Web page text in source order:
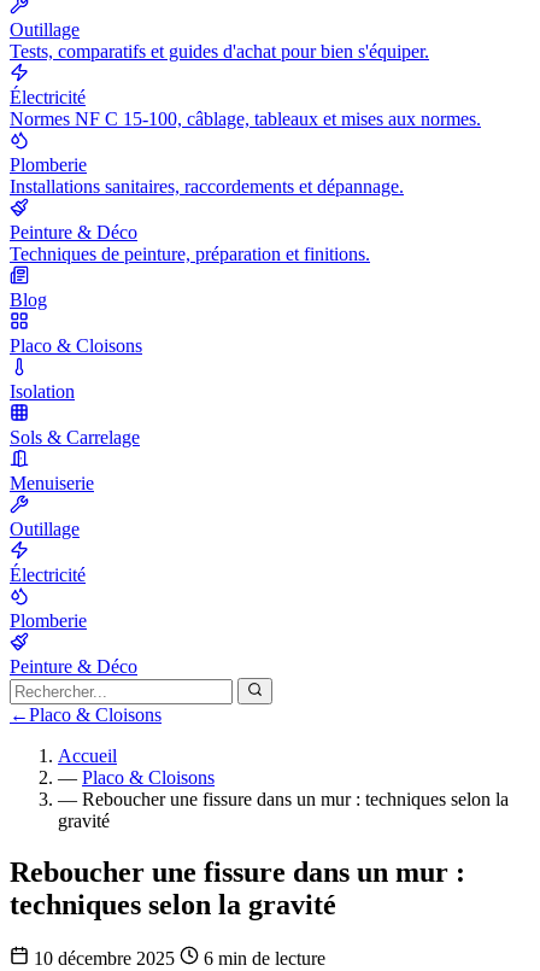
Outillage
Tests, comparatifs et guides d'achat pour bien s'équiper.
Électricité
Normes NF C 15-100, câblage, tableaux et mises aux normes.
Plomberie
Installations sanitaires, raccordements et dépannage.
Peinture & Déco
Techniques de peinture, préparation et finitions.
Blog
Placo & Cloisons
Isolation
Sols & Carrelage
Menuiserie
Outillage
Électricité
Plomberie
Peinture & Déco
←Placo & Cloisons
Accueil
— Placo & Cloisons
— Reboucher une fissure dans un mur : techniques selon la
gravité
Reboucher une fissure dans un mur :
techniques selon la gravité
10 décembre 2025
6 min de lecture